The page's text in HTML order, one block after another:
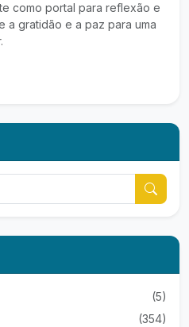
como portal para reflexão e
a gratidão e a paz para uma
(5)
(354)